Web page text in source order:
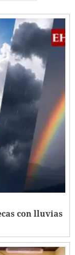
con lluvias